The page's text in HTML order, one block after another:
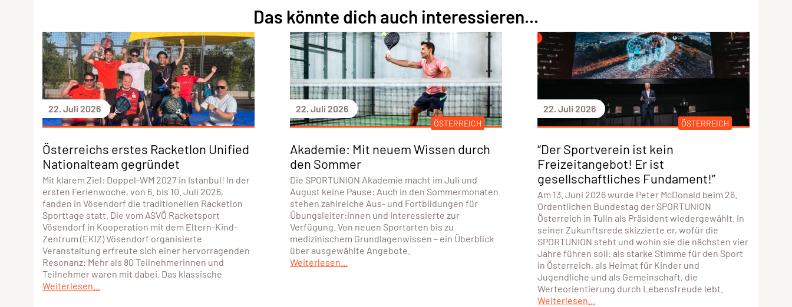
Das könnte dich auch interessieren...
22. Juli 2026
Österreichs erstes Racketlon Unified
Nationalteam gegründet
Mit klarem Ziel: Doppel-WM 2027 in Istanbul! In der
ersten Ferienwoche, von 6. bis 10. Juli 2026,
fanden in Vösendorf die traditionellen Racketlon
Sporttage statt. Die vom ASVÖ Racketsport
Vösendorf in Kooperation mit dem Eltern-Kind-
Zentrum (EKIZ) Vösendorf organisierte
Veranstaltung erfreute sich einer hervorragenden
Resonanz: Mehr als 80 Teilnehmerinnen und
Teilnehmer waren mit dabei. Das klassische
Weiterlesen...
22. Juli 2026
ÖSTERREICH
Akademie: Mit neuem Wissen durch
den Sommer
Die SPORTUNION Akademie macht im Juli und
August keine Pause: Auch in den Sommermonaten
stehen zahlreiche Aus- und Fortbildungen für
Übungsleiter:innen und Interessierte zur
Verfügung. Von neuen Sportarten bis zu
medizinischem Grundlagenwissen – ein Überblick
über ausgewählte Angebote.
Weiterlesen...
22. Juli 2026
ÖSTERREICH
“Der Sportverein ist kein
Freizeitangebot! Er ist
gesellschaftliches Fundament!”
Am 13. Juni 2026 wurde Peter McDonald beim 26.
Ordentlichen Bundestag der SPORTUNION
Österreich in Tulln als Präsident wiedergewählt. In
seiner Zukunftsrede skizzierte er, wofür die
SPORTUNION steht und wohin sie die nächsten vier
Jahre führen soll: als starke Stimme für den Sport
in Österreich, als Heimat für Kinder und
Jugendliche und als Gemeinschaft, die
Werteorientierung durch Lebensfreude lebt.
Weiterlesen...